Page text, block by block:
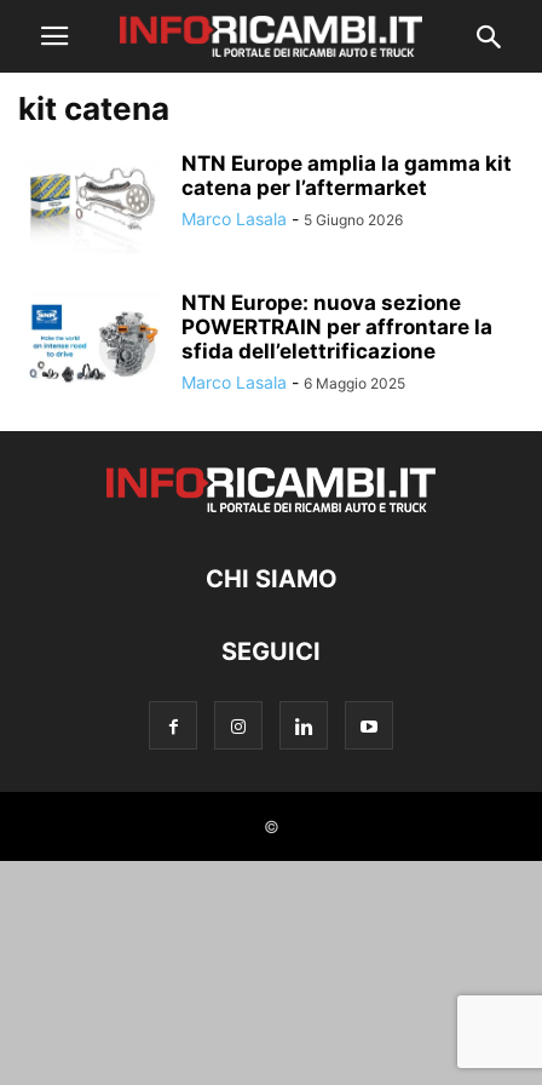
kit catena
NTN Europe amplia la gamma kit
catena per l’aftermarket
Marco Lasala - 5 Giugno 2026
NTN Europe: nuova sezione
POWERTRAIN per affrontare la
sfida dell’elettrificazione
Marco Lasala - 6 Maggio 2025
CHI SIAMO
SEGUICI
©